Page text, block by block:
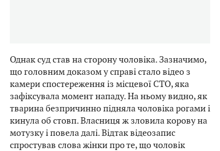
Однак суд став на сторону чоловіка. Зазначимо,
що головним доказом у справі стало відео з
камери спостереження із місцевої СТО, яка
зафіксувала момент нападу. На ньому видно, як
тварина безпричинно підняла чоловіка рогами і
кинула об стовп. Власниця ж зловила корову на
мотузку і повела далі. Відтак відеозапис
спростував слова жінки про те, що чоловік